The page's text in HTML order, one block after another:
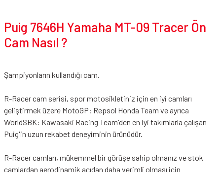
Puig 7646H Yamaha MT-09 Tracer Ön
Cam Nasıl ?
Şampiyonların kullandığı cam.
R-Racer cam serisi, spor motosikletiniz için en iyi camları
geliştirmek üzere MotoGP: Repsol Honda Team ve ayrıca
WorldSBK: Kawasaki Racing Team'den en iyi takımlarla çalışan
Puig'in uzun rekabet deneyiminin ürünüdür.
R-Racer camları, mükemmel bir görüşe sahip olmanız ve stok
camlardan aerodinamik açıdan daha verimli olması için